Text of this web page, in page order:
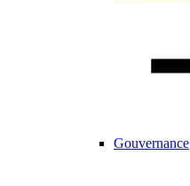
Gouvernance